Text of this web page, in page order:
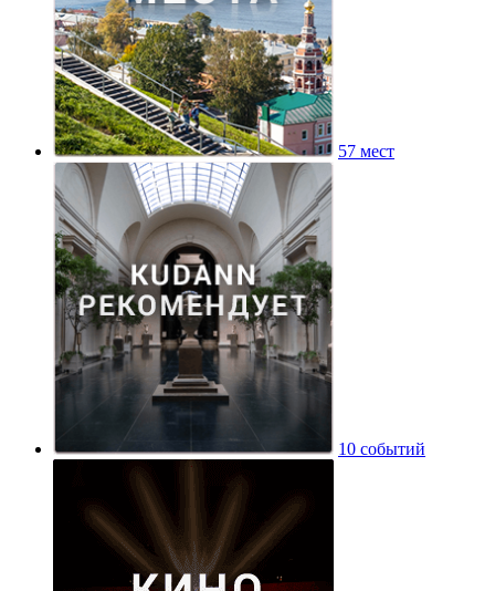
57 мест
10 событий